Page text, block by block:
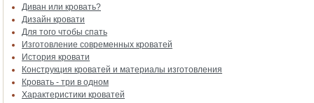
Диван или кровать?
Дизайн кровати
Для того чтобы спать
Изготовление современных кроватей
История кровати
Конструкция кроватей и материалы изготовления
Кровать - три в одном
Характеристики кроватей